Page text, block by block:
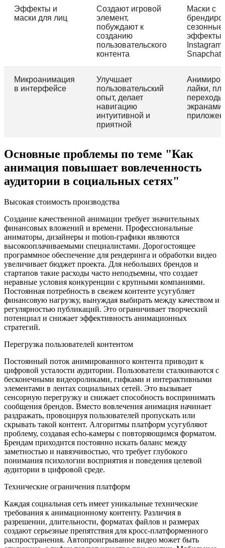
Эффекты и
маски для лиц
Создают игровой
элемент,
побуждают к
созданию
пользовательского
контента
Маски с
сезонные
эффекты
Instagram,
Snapchat
Микроанимация
в интерфейсе
Улучшает
пользовательский
опыт, делает
навигацию
интуитивной и
приятной
лайки,
экранами
Основные проблемы по теме "Как
анимация повышает вовлеченность
аудитории в социальных сетях"
Высокая стоимость производства
Создание качественной анимации требует значительных
финансовых вложений и времени. Профессиональные
аниматоры, дизайнеры и motion-графики являются
высокооплачиваемыми специалистами. Дорогостоящее
программное обеспечение для рендеринга и обработки видео
увеличивает бюджет проекта. Для небольших брендов и
стартапов такие расходы часто неподъемны, что создает
неравные условия конкуренции с крупными компаниями.
Постоянная потребность в свежем контенте усугубляет
финансовую нагрузку, вынуждая выбирать между качеством и
регулярностью публикаций. Это ограничивает творческий
потенциал и снижает эффективность анимационных
стратегий.
Перегрузка пользователей контентом
Постоянный поток анимированного контента приводит к
цифровой усталости аудитории. Пользователи сталкиваются с
бесконечными видеороликами, гифками и интерактивными
элементами в лентах социальных сетей. Это вызывает
сенсорную перегрузку и снижает способность воспринимать
сообщения брендов. Вместо вовлечения анимация начинает
раздражать, провоцируя пользователей пропускать или
скрывать такой контент. Алгоритмы платформ усугубляют
проблему, создавая echo-камеры с повторяющимся форматом.
Брендам приходится постоянно искать баланс между
заметностью и навязчивостью, что требует глубокого
понимания психологии восприятия и поведения целевой
аудитории в цифровой среде.
Технические ограничения платформ
Каждая социальная сеть имеет уникальные технические
требования к анимационному контенту. Различия в
разрешении, длительности, форматах файлов и размерах
создают серьезные препятствия для кросс-платформенного
распространения. Автопроигрывание видео может быть